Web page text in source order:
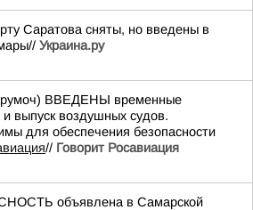
Саратова сняты, но введены в
Украина.ру
ВВЕДЕНЫ временные
выпуск воздушных судов.
для обеспечения безопасности
// Говорит Росавиация
объявлена в Самарской